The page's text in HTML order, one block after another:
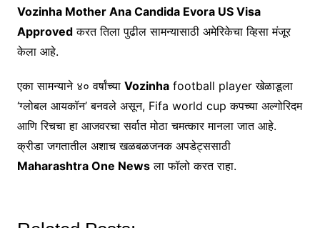
Vozinha Mother Ana Candida Evora US Visa
Approvedकरत तिला पुढील सामन्यासाठी अमेरिकेचा व्हिसा मंजूर
केला आहे.
एका सामन्याने ४० वर्षांच्या Vozinhafootball player खेळाडूला
‘ग्लोबल आयकॉन’ बनवले असून, Fifa world cup कपच्या अल्गोरिदम
आणि रिचचा हा आजवरचा सर्वात मोठा चमत्कार मानला जात आहे.
क्रीडा जगतातील अशाच खळबळजनक अपडेट्ससाठी
Maharashtra One Newsला फॉलो करत राहा.